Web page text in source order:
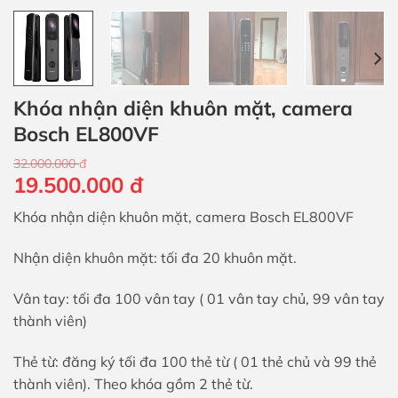
Khóa nhận diện khuôn mặt, camera
Bosch EL800VF
32.000.000đ
Giá
gốc
là:
32.000.000 đ.
19.500.000 đGiá
hiện
tại
là:
19.500.000 đ.
Khóa nhận diện khuôn mặt, camera Bosch EL800VF
Nhận diện khuôn mặt: tối đa 20 khuôn mặt.
Vân tay: tối đa 100 vân tay ( 01 vân tay chủ, 99 vân tay
thành viên)
Thẻ từ: đăng ký tối đa 100 thẻ từ ( 01 thẻ chủ và 99 thẻ
thành viên). Theo khóa gồm 2 thẻ từ.